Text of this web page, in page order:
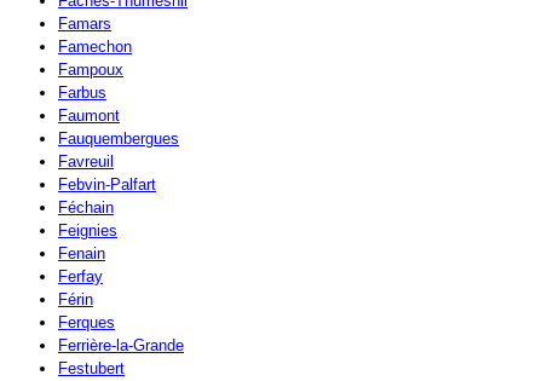
Famars
Famechon
Fampoux
Farbus
Faumont
Fauquembergues
Favreuil
Febvin-Palfart
Féchain
Feignies
Fenain
Ferfay
Férin
Ferques
Ferrière-la-Grande
Festubert